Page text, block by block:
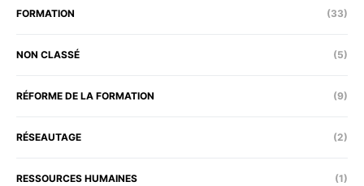
FORMATION (33)
NON CLASSÉ (5)
RÉFORME DE LA FORMATION (9)
RÉSEAUTAGE (2)
RESSOURCES HUMAINES (1)